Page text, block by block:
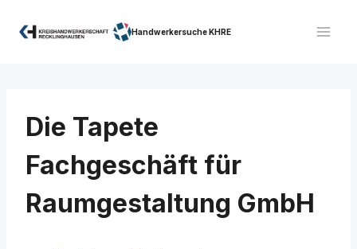
Inhalt
Handwerkersuche KHRE
Die Tapete
Fachgeschäft für
Raumgestaltung GmbH